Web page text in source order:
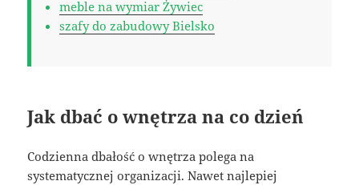
meble na wymiar Żywiec
szafy do zabudowy Bielsko
Jak dbać o wnętrza na co dzień
Codzienna dbałość o wnętrza polega na
systematycznej organizacji. Nawet najlepiej